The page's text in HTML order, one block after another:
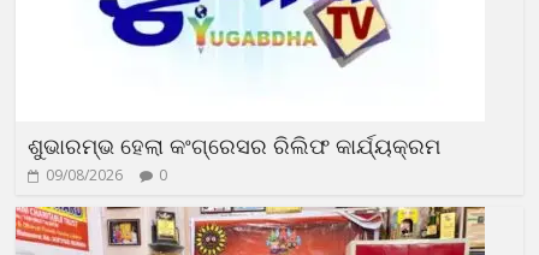
ଶୁଭାରମ୍ଭ ହେଲା କଂଗ୍ରେସର ରିଲିଫ କାର୍ଯ୍ୟକ୍ରମ
09/08/2026 0